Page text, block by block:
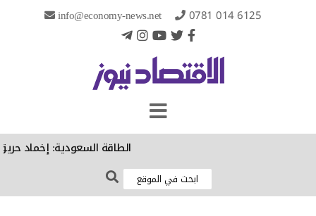
info@economy-news.net 0781 014 6125
الطاقة السعودية: إخماد